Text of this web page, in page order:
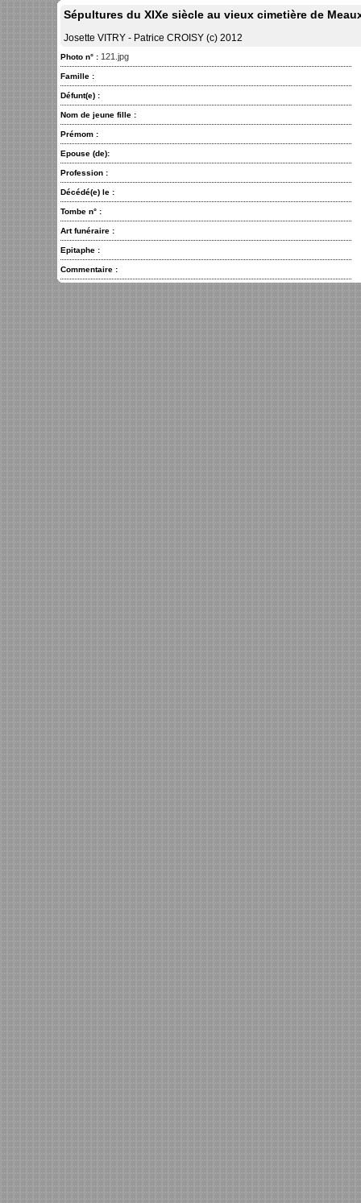
Sépultures du XIXe siècle au vieux cimetière de
Josette VITRY - Patrice CROISY (c) 2012
Photo n° : 121.jpg
Famille :
Défunt(e) :
Nom de jeune fille :
Prémom :
Epouse (de):
Profession :
Décédé(e) le :
Tombe n° :
Art funéraire :
Epitaphe :
Commentaire :